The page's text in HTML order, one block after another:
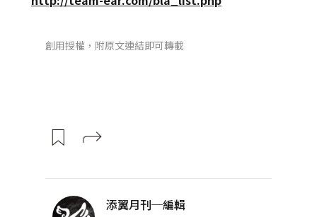
創用授權，附原文連結即可轉載
添翼月刊─編輯